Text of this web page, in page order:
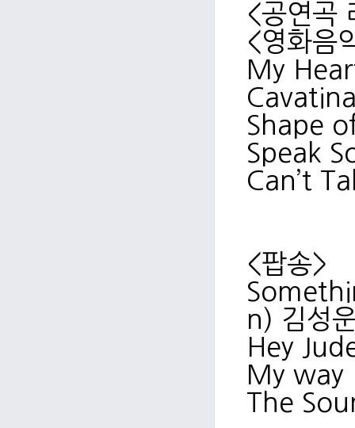
<공연곡
<영화음
My
Shape
Speak
Can’t
<팝송>
n) 김성
Hey
My way
The